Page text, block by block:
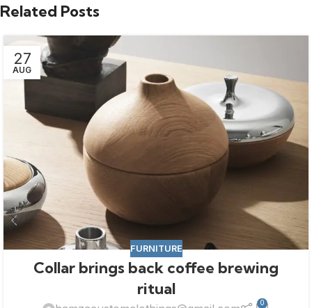
Related Posts
27
AUG
FURNITURE
Collar brings back coffee brewing
ritual
0